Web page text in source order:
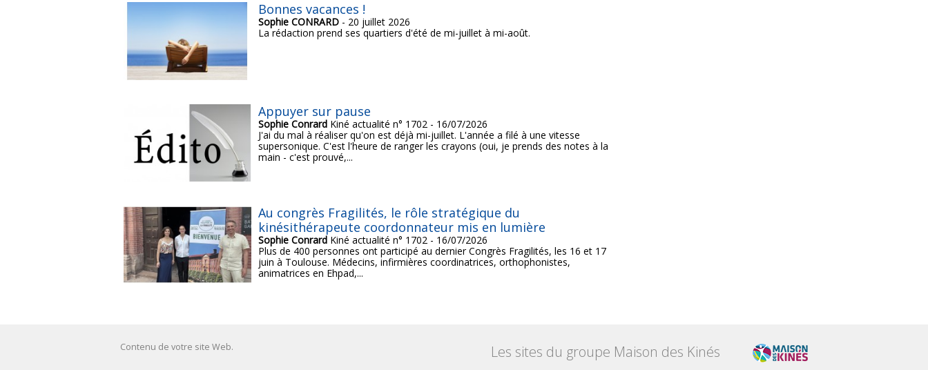
Bonnes vacances !
Sophie CONRARD- 20 juillet 2026
La rédaction prend ses quartiers d'été de mi-juillet à mi-août.
Appuyer sur pause
Sophie ConrardKiné actualité n° 1702 - 16/07/2026
J'ai du mal à réaliser qu'on est déjà mi-juillet. L'année a filé à une vitesse
supersonique. C'est l'heure de ranger les crayons (oui, je prends des notes à la
main - c'est prouvé,...
Au congrès Fragilités, le rôle stratégique du
kinésithérapeute coordonnateur mis en lumière
Sophie ConrardKiné actualité n° 1702 - 16/07/2026
Plus de 400 personnes ont participé au dernier Congrès Fragilités, les 16 et 17
juin à Toulouse. Médecins, infirmières coordinatrices, orthophonistes,
animatrices en Ehpad,...
Contenu de votre site Web. Les sites du groupe Maison des Kinés